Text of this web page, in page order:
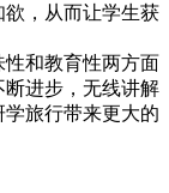
，从而让学生获
性和教育性两方面
进步，无线讲解
旅行带来更大的